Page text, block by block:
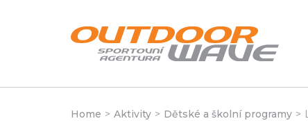
Home > Aktivity > Dětské a školní programy >